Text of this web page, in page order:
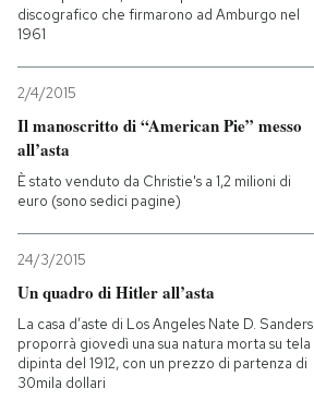
discografico che firmarono ad Amburgo nel
1961
2/4/2015
Il manoscritto di “American Pie” messo
all’asta
È stato venduto da Christie's a 1,2 milioni di
euro (sono sedici pagine)
24/3/2015
Un quadro di Hitler all’asta
La casa d’aste di Los Angeles Nate D. Sanders
proporrà giovedì una sua natura morta su tela
dipinta del 1912, con un prezzo di partenza di
30mila dollari